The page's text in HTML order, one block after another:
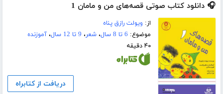
🎧 دانلود کتاب صوتی قصه‌های من و مامان 1
از: ویولت رازق پناه
موضوع: 6 تا 8 سال ،شعر، 9 تا 12 سال ،آموزنده
۴۰ دقیقه
دریافت از کتابراه